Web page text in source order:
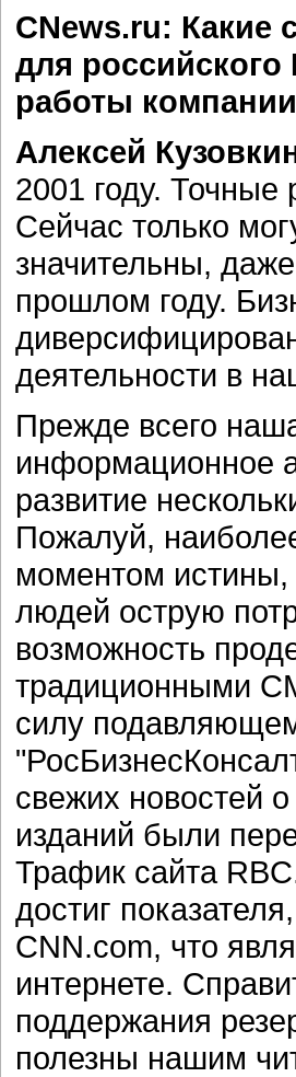
CNews.ru: Какие
для
работы
Алексей
2001 году.
Сейчас только
значительны,
прошлом году.
деятельности в
Прежде всего
информационное
развитие
Пожалуй,
моментом
людей острую
возможность
традиционными
силу
свежих новостей
изданий были
Трафик сайта
достиг
CNN.com, что
интернете.
поддержания
полезны нашим